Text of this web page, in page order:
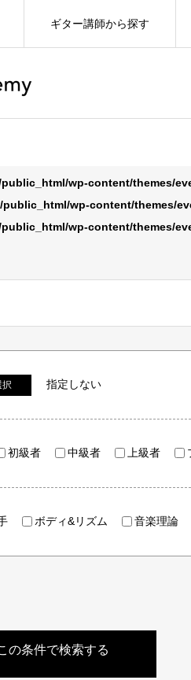
ギター講師から探す
wp-content/themes/
wp-content/themes/
wp-content/themes/
択 指定しない
初級者 中級者 上級者
ボディ&リズム 音楽理論
の条件で検索する